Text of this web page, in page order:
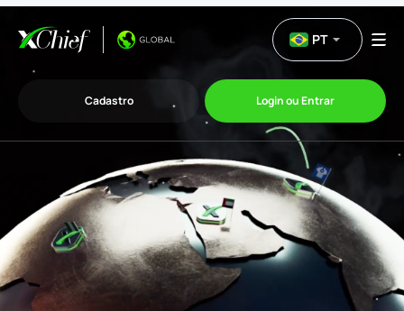
Plataformas
Promoções
PT
Cadastro Login ou Entrar